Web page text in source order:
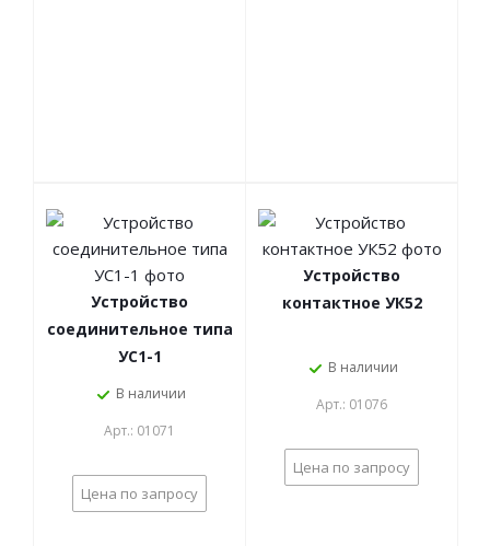
Устройство
соединительное типа
УС1-1
В наличии
Арт.: 01071
Цена по запросу
Устройство
контактное УК52
В наличии
Арт.: 01076
Цена по запросу